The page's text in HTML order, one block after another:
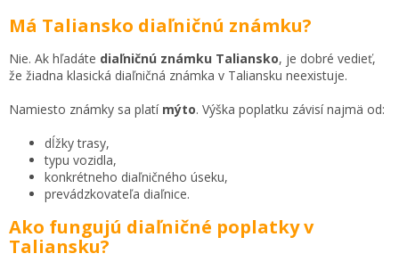
Má Taliansko diaľničnú známku?
Nie. Ak hľadáte diaľničnú známku Taliansko, je dobré vedieť,
že žiadna klasická diaľničná známka v Taliansku neexistuje.
Namiesto známky sa platí mýto. Výška poplatku závisí najmä od:
dĺžky trasy,
typu vozidla,
konkrétneho diaľničného úseku,
prevádzkovateľa diaľnice.
Ako fungujú diaľničné poplatky v
Taliansku?